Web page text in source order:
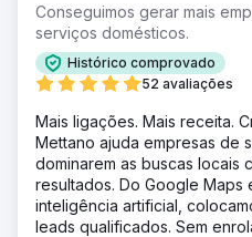
Conseguimos gerar mais
serviços domésticos.
Histórico comprovado
52 avaliações
Mais ligações. Mais receita.
Mettano ajuda empresas de
dominarem as buscas locais
resultados. Do Google Maps
inteligência artificial,
leads qualificados. Sem